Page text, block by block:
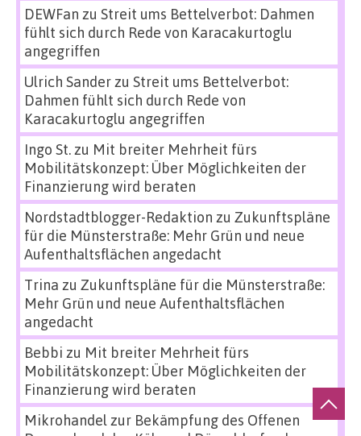
DEWFan zu Streit ums Bettelverbot: Dahmen
fühlt sich durch Rede von Karacakurtoglu
angegriffen
Ulrich Sanderzu Streit ums Bettelverbot:
Dahmen fühlt sich durch Rede von
Karacakurtoglu angegriffen
Ingo St.zu Mit breiter Mehrheit fürs
Mobilitätskonzept: Über Möglichkeiten der
Finanzierung wird beraten
Nordstadtblogger-Redaktion zu Zukunftspläne
für die Münsterstraße: Mehr Grün und neue
Aufenthaltsflächen angedacht
Trina zu Zukunftspläne für die Münsterstraße:
Mehr Grün und neue Aufenthaltsflächen
angedacht
Bebbi zu Mit breiter Mehrheit fürs
Mobilitätskonzept: Über Möglichkeiten der
Finanzierung wird beraten
Mikrohandel zur Bekämpfung des Offenen